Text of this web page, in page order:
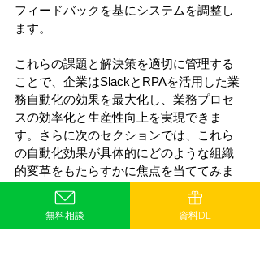
フィードバックを基にシステムを調整し
ます。
これらの課題と解決策を適切に管理する
ことで、企業はSlackとRPAを活用した業
務自動化の効果を最大化し、業務プロセ
スの効率化と生産性向上を実現できま
す。さらに次のセクションでは、これら
の自動化効果が具体的にどのような組織
的変革をもたらすかに焦点を当ててみま
6.Slackを駆使したRPAの導入が企
無料相談 資料DL